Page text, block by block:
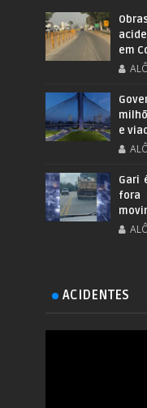
em
e
Gari
ACIDENTES